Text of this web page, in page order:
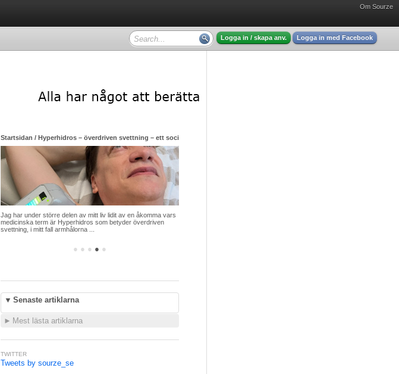
Om Sourze
Logga in / skapa anv. Logga in med Facebook
● ● ● ● ●
Startsidan / Hyperhidros – överdriven svettning – ett socialt gissel men hjälp finns att få
Jag har under större delen av mitt liv lidit av en åkomma vars
medicinska term är Hyperhidros som betyder överdriven
svettning, i mitt fall armhålorna ...
▼ Senaste artiklarna
► Mest lästa artiklarna
TWITTER
Tweets by sourze_se